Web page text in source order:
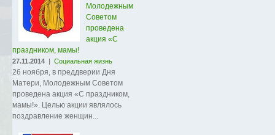
Молодежным
Советом
проведена
акция «С
праздником, мамы!
27.11.2014 | Социальная жизнь
26 ноября, в преддверии Дня
Матери, Молодежным Советом
проведена акция «С праздником,
мамы!». Целью акции являлось
поздравление женщин...